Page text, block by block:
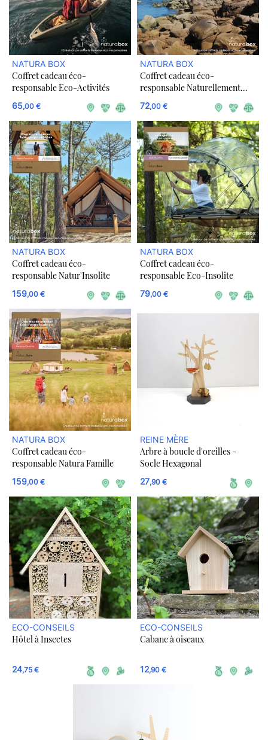
NATURA BOX
Coffret cadeau éco-
responsable Eco-Activités
65,00 €
NATURA BOX
Coffret cadeau éco-
responsable Naturellement
Bretagne
72,00 €
NATURA BOX
Coffret cadeau éco-
responsable Natur'Insolite
159,00 €
NATURA BOX
Coffret cadeau éco-
responsable Eco-Insolite
79,00 €
NATURA BOX
Coffret cadeau éco-
responsable Natura Famille
159,00 €
REINE MÈRE
Arbre à boucle d'oreilles -
Socle Hexagonal
27,90 €
ECO-CONSEILS
Hôtel à Insectes
24,75 €
ECO-CONSEILS
Cabane à oiseaux
12,90 €